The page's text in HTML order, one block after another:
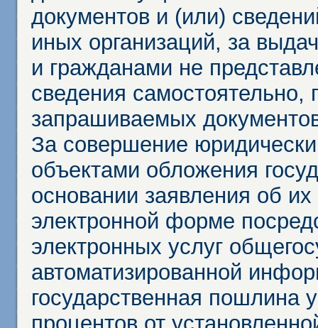
документов и (или)
иных организаций, за
и гражданами не
сведения
запрашиваемых
За совершение
объектами обложения
основании заявления об
электронной форме
электронных услуг
автоматизированной
государственная пошлина